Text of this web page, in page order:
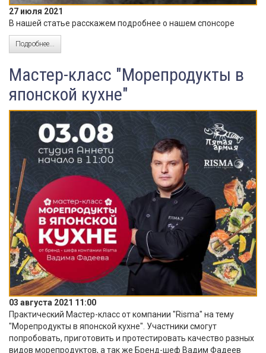
27 июля 2021
В нашей статье расскажем подробнее о нашем спонсоре
Подробнее...
Мастер-класс "Морепродукты в
японской кухне"
03 августа 2021 11:00
Практический Мастер-класс от компании "Risma" на тему
"Морепродукты в японской кухне". Участники смогут
попробовать, приготовить и протестировать качество разных
видов морепродуктов, а так же Бренд-шеф Вадим Фадеев